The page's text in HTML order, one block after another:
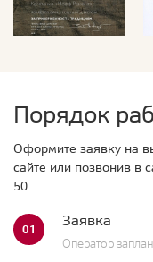
Порядок
Оформите заявку на
сайте или позвонив в
50
01 Заявка
Оператор